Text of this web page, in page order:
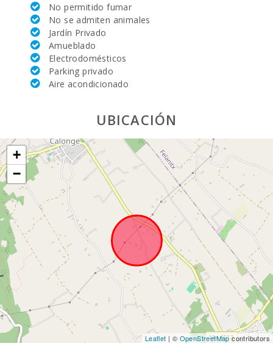
Mercado
semanal en
palma nova:
Supermercado
- Mercadona
(km):
LIDL (km):
Deporte
Acuatico (km):
JUNGLE PARC
MALLORCA
(km):
Katmandu
Park (km):
Parque
atracciones -
Aquarium
(km):
Marineland
No permitido fumar
No se admiten animales
Jardín Privado
Amueblado
Electrodomésticos
Parking privado
Aire acondicionado
UBICACIÓN
+
−
Leaflet| © OpenStreetMapcontributors